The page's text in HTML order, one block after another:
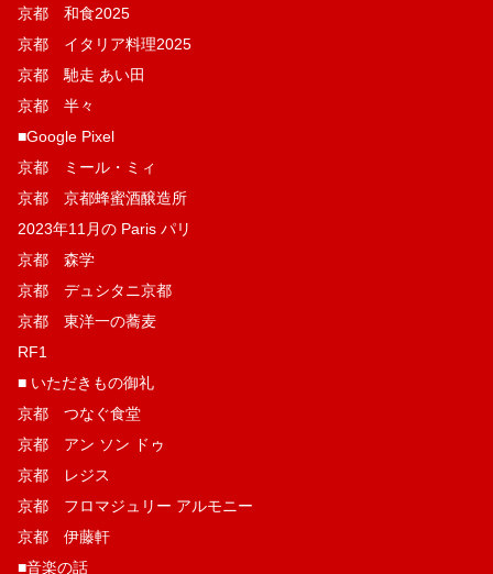
京都 和食2025
京都 イタリア料理2025
京都 馳走 あい田
京都 半々
■Google Pixel
京都 ミール・ミィ
京都 京都蜂蜜酒醸造所
2023年11月の Paris パリ
京都 森学
京都 デュシタニ京都
京都 東洋一の蕎麦
RF1
■ いただきもの御礼
京都 つなぐ食堂
京都 アン ソン ドゥ
京都 レジス
京都 フロマジュリー アルモニー
京都 伊藤軒
■音楽の話